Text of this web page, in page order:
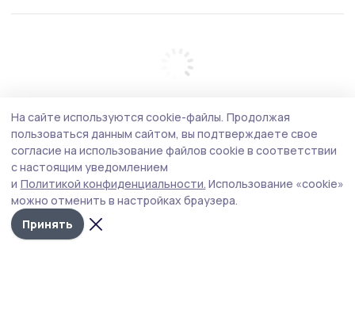
На сайте используются cookie-файлы. Продолжая
пользоваться данным сайтом, вы подтверждаете свое
согласие на использование файлов cookie в соответствии
с настоящим уведомлением
и Политикой конфиденциальности. Использование «cookie»
можно отменить в настройках браузера.
Принять